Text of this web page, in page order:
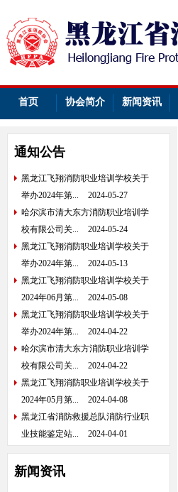
首页 协会简介 新闻资讯
通知公告
黑龙江飞翔消防职业培训学校关于
举办2024年第...
2024-05-27
哈尔滨市清大东方消防职业培训学
校有限公司关...
2024-05-24
黑龙江飞翔消防职业培训学校关于
举办2024年第...
2024-05-13
黑龙江飞翔消防职业培训学校关于
2024年06月第...
2024-05-08
黑龙江飞翔消防职业培训学校关于
举办2024年第...
2024-04-22
哈尔滨市清大东方消防职业培训学
校有限公司关...
2024-04-22
黑龙江飞翔消防职业培训学校关于
2024年05月第...
2024-04-08
黑龙江省消防救援总队消防行业职
业技能鉴定站...
2024-04-01
新闻资讯